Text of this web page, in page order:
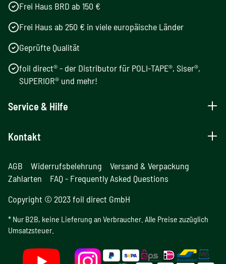
Frei Haus BRD ab 150 €
Frei Haus ab 250 € in viele europäische Länder
Geprüfte Qualität
foil direct® - der Distributor für POLI-TAPE®, Siser®,
SUPERIOR® und mehr!
Service & Hilfe
Kontakt
AGB Widerrufsbelehrung
Versand & Verpackung
Zahlarten
FAQ - Frequently Asked Questions
Copyright © 2023 foil direct GmbH
* Nur B2B, keine Lieferung an Verbraucher. Alle Preise zuzüglich
Umsatzsteuer.